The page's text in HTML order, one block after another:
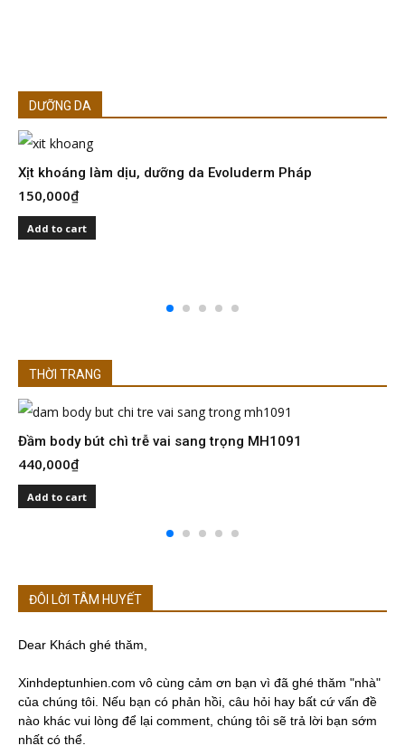
DƯỠNG DA
Xịt khoáng làm dịu, dưỡng da Evoluderm Pháp
150,000₫
Add to cart
THỜI TRANG
Đầm body bút chì trễ vai sang trọng MH1091
440,000₫
Add to cart
ĐÔI LỜI TÂM HUYẾT
Dear Khách ghé thăm,
Xinhdeptunhien.com vô cùng cảm ơn bạn vì đã ghé thăm "nhà"
của chúng tôi. Nếu bạn có phản hồi, câu hỏi hay bất cứ vấn đề
nào khác vui lòng để lại comment, chúng tôi sẽ trả lời bạn sớm
nhất có thể.